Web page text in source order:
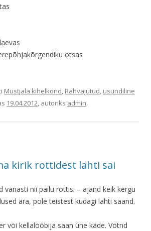
otsas
Mustjala kihelkond, Rahvajutud, usundiline
19.04.2012, autoriks admin.
kirik rottidest lahti sai
vanasti nii pailu rottisi – ajand keik kergu
ära, pole teistest kudagi lahti saand.
vöi kellalööbija saan ühe käde. Vötnd